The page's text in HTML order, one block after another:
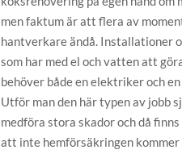
men faktum är att flera av
hantverkare ändå. Installationer
som har med el och vatten att
behöver både en elektriker och
Utför man den här typen av jobb
medföra stora skador och då
att inte hemförsäkringen